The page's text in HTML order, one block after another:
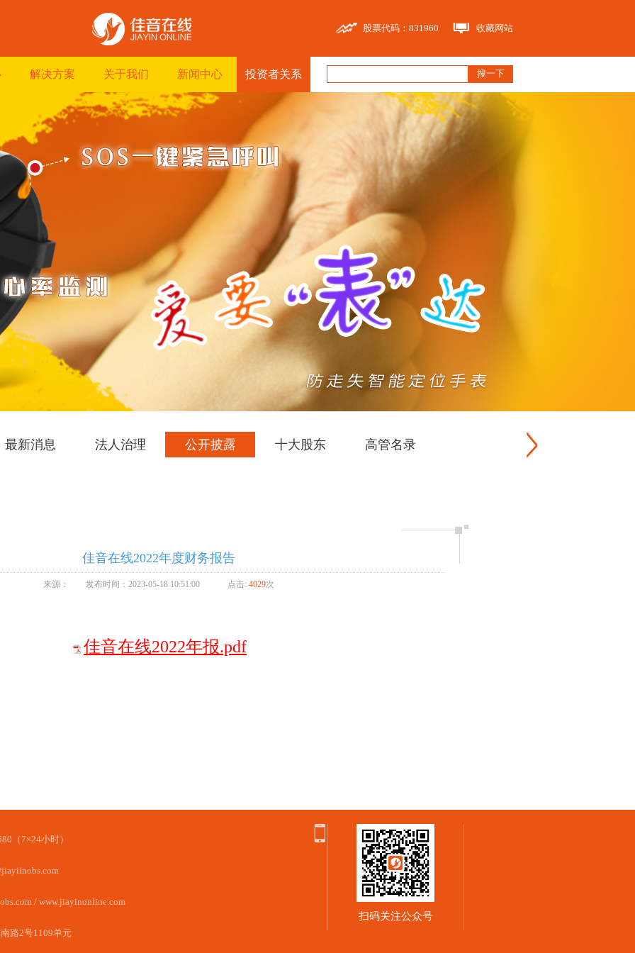
股票代码：831960 收藏网站
解决方案 关于我们 新闻中心 投资者关系 搜一下
最新消息 法人治理 公开披露 十大股东 高管名录
佳音在线2022年度财务报告
来源： 发布时间：2023-05-18 10:51:00 点击: 4029次
佳音在线2022年报.pdf
（7×24小时）
/ www.jiayinonline.com
路2号1109单元
扫码关注公众号